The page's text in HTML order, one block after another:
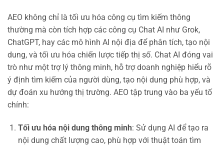
AEO không chỉ là tối ưu hóa công cụ tìm kiếm thông
thường mà còn tích hợp các công cụ Chat AI như Grok,
ChatGPT, hay các mô hình AI nội địa để phân tích, tạo nội
dung, và tối ưu hóa chiến lược tiếp thị số. Chat AI đóng vai
trò như một trợ lý thông minh, hỗ trợ doanh nghiệp hiểu rõ
ý định tìm kiếm của người dùng, tạo nội dung phù hợp, và
dự đoán xu hướng thị trường. AEO tập trung vào ba yếu tố
chính:
Tối ưu hóa nội dung thông minh: Sử dụng AI để tạo ra
nội dung chất lượng cao, phù hợp với thuật toán tìm